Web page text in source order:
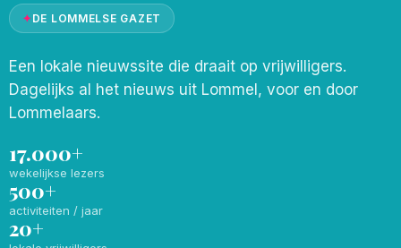
✦DE LOMMELSE GAZET
Een lokale nieuwssite die draait op vrijwilligers.
Dagelijks al het nieuws uit Lommel, voor en door
Lommelaars.
17.000+
wekelijkse lezers
500+
activiteiten / jaar
20+